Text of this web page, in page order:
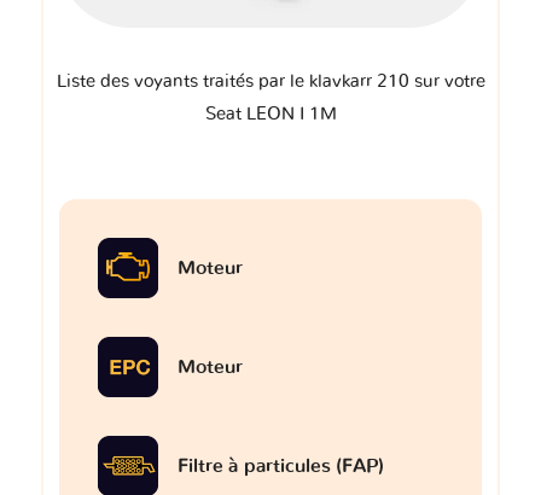
Liste des voyants traités par le klavkarr 210 sur votre
Seat LEON I 1M
Moteur
Moteur
Filtre à particules (FAP)